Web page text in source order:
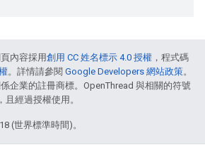
內容採用創用 CC 姓名標示 4.0 授權 ，程式碼
。詳情請參閱 Google Developers 網站政策。
企業的註冊商標。OpenThread 與相關的符號
且經過授權使用。
(世界標準時間)。